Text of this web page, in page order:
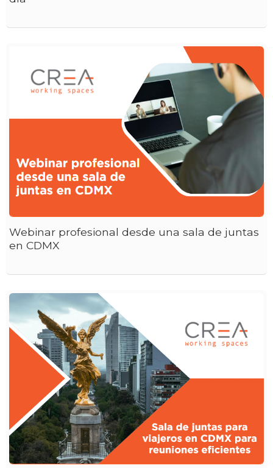
Webinar profesional desde una sala de juntas
en CDMX